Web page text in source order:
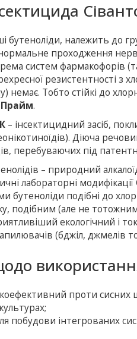
бутеноліди, належить до
проходження
систем фармакофорів
резистентності з
немає. Тобто стійкі до
Прайм.
– інсектицидний засіб,
Діюча
перебуваючих під
– природний
лабораторні
бутеноліди подібні до
подібним (але не
екологічний і
(бджіл, джмелів
проти сисних
побудови інтегрованих